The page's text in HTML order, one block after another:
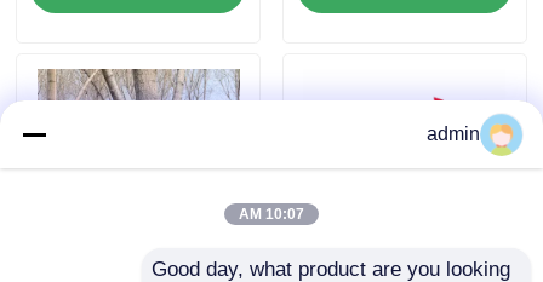
بالمنشار البنزين
منشار كهربائي
admin
10:07 AM
Good day, what product are you looking